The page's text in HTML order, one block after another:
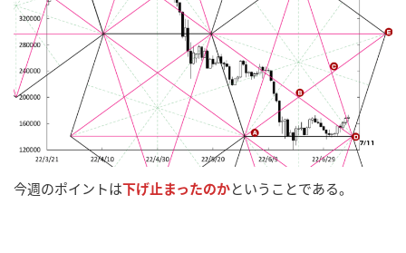
今週のポイントは下げ止まったのかということである。